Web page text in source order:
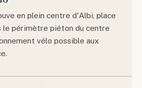
en plein centre d'Albi, place
le périmètre piéton du centre
vélo possible aux